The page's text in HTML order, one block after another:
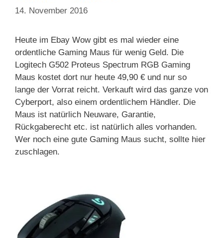
14. November 2016
Heute im Ebay Wow gibt es mal wieder eine
ordentliche Gaming Maus für wenig Geld. Die
Logitech G502 Proteus Spectrum RGB Gaming
Maus kostet dort nur heute 49,90 € und nur so
lange der Vorrat reicht. Verkauft wird das ganze von
Cyberport, also einem ordentlichem Händler. Die
Maus ist natürlich Neuware, Garantie,
Rückgaberecht etc. ist natürlich alles vorhanden.
Wer noch eine gute Gaming Maus sucht, sollte hier
zuschlagen.